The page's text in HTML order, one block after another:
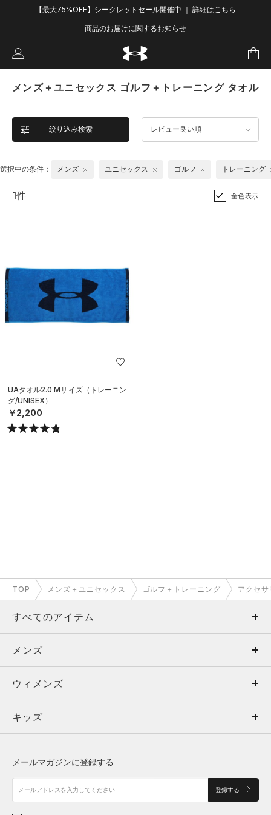
【最大75%OFF】シークレットセール開催中 ｜ 詳細はこちら
商品のお届けに関するお知らせ
メンズ＋ユニセックス ゴルフ＋トレーニング タオル
絞り込み検索 レビュー良い順
選択中の条件： メンズ ユニセックス ゴルフ トレーニング
1件 全色表示
UAタオル2.0 Mサイズ（トレーニン
グ/UNISEX）
￥2,200
TOP メンズ＋ユニセックス ゴルフ＋トレーニング アクセサ
すべてのアイテム
メンズ
ウィメンズ
キッズ
アクセサリー
メンズ
トップス
ボトムス
アクセサリー
ウィメンズ
トップス
シューズ
キッズ
メールマガジンに登録する
登録する